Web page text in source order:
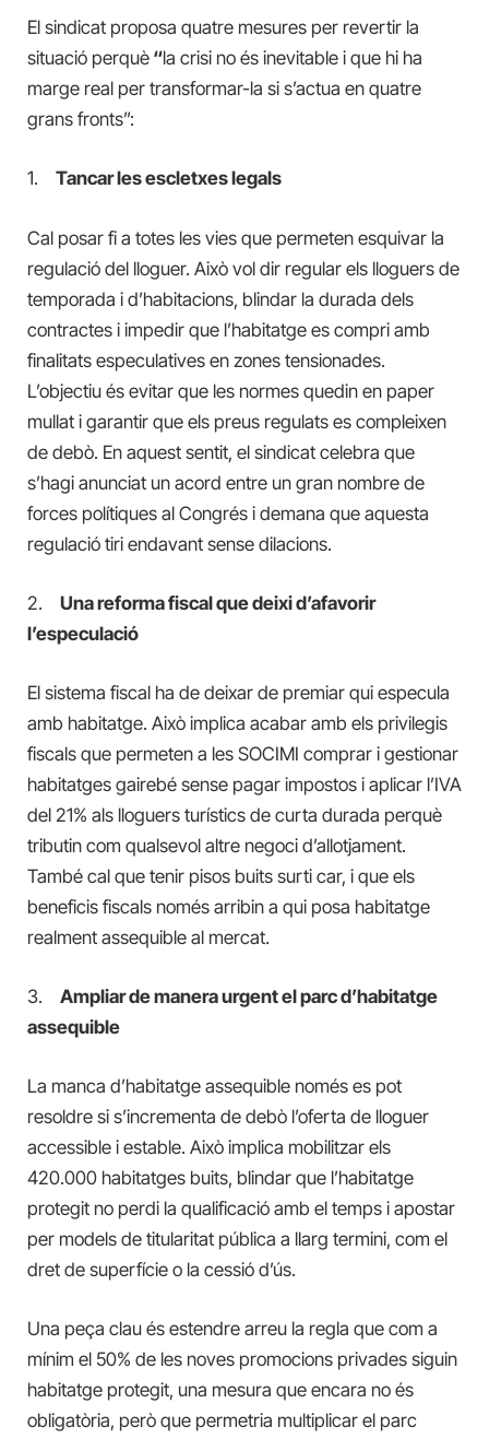
El sindicat proposa quatre mesures per revertir la
situació perquè “la crisi no és inevitable i que hi ha
marge real per transformar-la si s’actua en quatre
grans fronts”:
1. Tancar les escletxes legals
Cal posar fi a totes les vies que permeten esquivar la
regulació del lloguer. Això vol dir regular els lloguers de
temporada i d’habitacions, blindar la durada dels
contractes i impedir que l’habitatge es compri amb
finalitats especulatives en zones tensionades.
L’objectiu és evitar que les normes quedin en paper
mullat i garantir que els preus regulats es compleixen
de debò. En aquest sentit, el sindicat celebra que
s’hagi anunciat un acord entre un gran nombre de
forces polítiques al Congrés i demana que aquesta
regulació tiri endavant sense dilacions.
2. Una reforma fiscal que deixi d’afavorir
l’especulació
El sistema fiscal ha de deixar de premiar qui especula
amb habitatge. Això implica acabar amb els privilegis
fiscals que permeten a les SOCIMI comprar i gestionar
habitatges gairebé sense pagar impostos i aplicar l’IVA
del 21% als lloguers turístics de curta durada perquè
tributin com qualsevol altre negoci d’allotjament.
També cal que tenir pisos buits surti car, i que els
beneficis fiscals només arribin a qui posa habitatge
realment assequible al mercat.
3. Ampliar de manera urgent el parc d’habitatge
assequible
La manca d’habitatge assequible només es pot
resoldre si s’incrementa de debò l’oferta de lloguer
accessible i estable. Això implica mobilitzar els
420.000 habitatges buits, blindar que l’habitatge
protegit no perdi la qualificació amb el temps i apostar
per models de titularitat pública a llarg termini, com el
dret de superfície o la cessió d’ús.
Una peça clau és estendre arreu la regla que com a
mínim el 50% de les noves promocions privades siguin
habitatge protegit, una mesura que encara no és
obligatòria, però que permetria multiplicar el parc